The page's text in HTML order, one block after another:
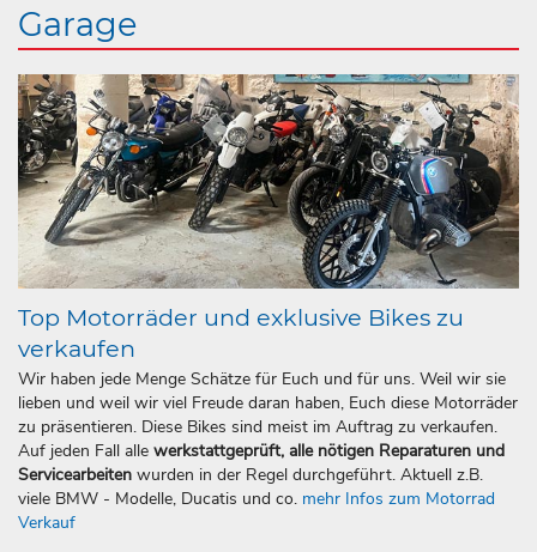
Garage
Top Motorräder und exklusive Bikes zu
verkaufen
Wir haben jede Menge Schätze für Euch und für uns. Weil wir sie
lieben und weil wir viel Freude daran haben, Euch diese Motorräder
zu präsentieren. Diese Bikes sind meist im Auftrag zu verkaufen.
Auf jeden Fall alle werkstattgeprüft, alle nötigen Reparaturen und
Servicearbeiten wurden in der Regel durchgeführt. Aktuell z.B.
viele BMW - Modelle, Ducatis und co. mehr Infos zum Motorrad
Verkauf